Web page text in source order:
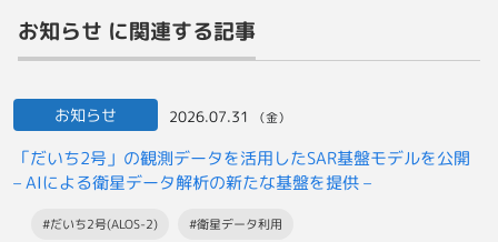
お知らせ に関連する記事
お知らせ 2026.07.31 （金）
「だいち2号」の観測データを活用したSAR基盤モデルを公開
– AIによる衛星データ解析の新たな基盤を提供 –
#だいち2号(ALOS-2) #衛星データ利用